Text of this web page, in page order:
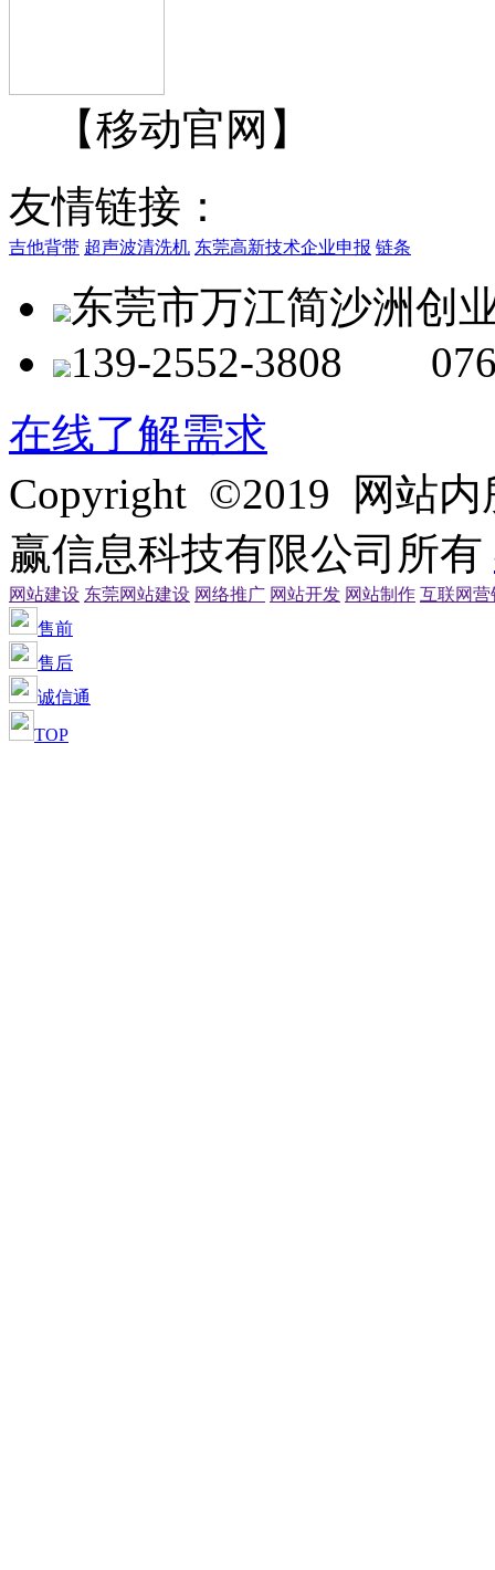
【移动官网】
友情链接：
吉他背带 超声波清洗机 东莞高新技术企业申报 链条
东莞市万江简沙洲创
139-2552-3808
在线了解需求
Copyright ©2019 网站
赢信息科技有限公司所有
网站建设 东莞网站建设 网络推广 网站开发 网站制作 互联网营
售前
售后
诚信通
TOP